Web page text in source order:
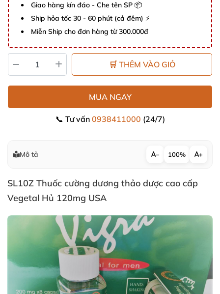
Giao hàng kín đáo - Che tên SP 📦
Ship hỏa tốc 30 - 60 phút (cả đêm) ⚡
Miễn Ship cho đơn hàng từ 300.000đ
🛒 THÊM VÀO GIỎ
MUA NGAY
📞 Tư vấn 0938411000 (24/7)
Mô tả − 100% +
SL10Z Thuốc cường dương thảo dược cao cấp
Vegetal Hủ 120mg USA